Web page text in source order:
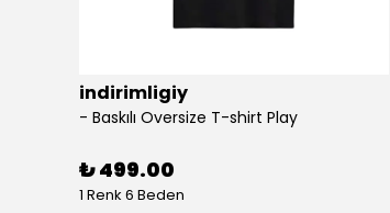
indirimligiy
- Baskılı Oversize T-shirt Play
₺ 499.00
1 Renk 6 Beden